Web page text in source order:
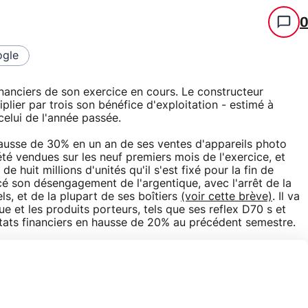
0
de son exercice en cours. Le constructeur
par trois son bénéfice d'exploitation - estimé à
de l'année passée.
de 30% en un an de ses ventes d'appareils photo
vendues sur les neuf premiers mois de l'exercice, et
huit millions d'unités qu'il s'est fixé pour la fin de
son désengagement de l'argentique, avec l'arrêt de la
et de la plupart de ses boîtiers (voir cette brève). Il va
et les produits porteurs, tels que ses reflex D70 s et
financiers en hausse de 20% au précédent semestre.